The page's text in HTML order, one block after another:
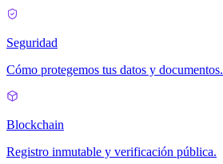
Seguridad
Cómo protegemos tus datos y documentos.
Blockchain
Registro inmutable y verificación pública.